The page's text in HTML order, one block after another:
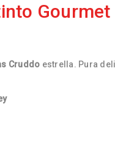
Gourmet
Cruddo estrella. Pura